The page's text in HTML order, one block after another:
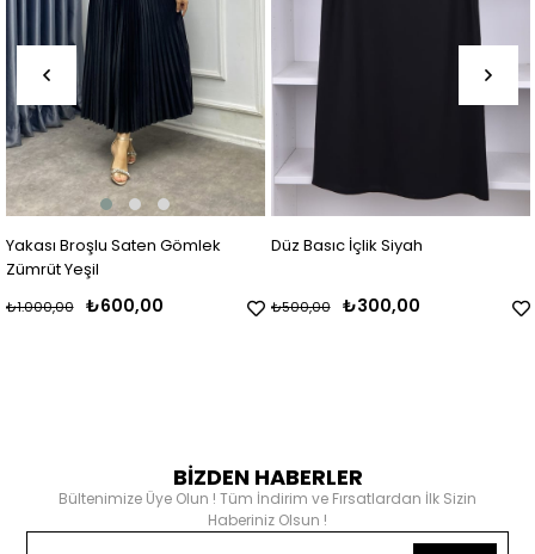
Yakası Broşlu Saten Gömlek
Zümrüt Yeşil
₺600,00
₺1.000,00
Düz Basıc İçlik Siyah
₺300,00
₺500,00
BİZDEN HABERLER
Bültenimize Üye Olun ! Tüm İndirim ve Fırsatlardan İlk Sizin
Haberiniz Olsun !